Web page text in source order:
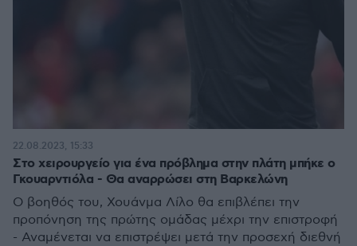
Στο χειρουργείο για ένα πρόβλημα στην πλάτη μπήκε ο
Γκουαρντιόλα - Θα αναρρώσει στη Βαρκελώνη
Ο βοηθός του, Χουάνμα Λίλο θα επιβλέπει την
προπόνηση της πρώτης ομάδας μέχρι την επιστροφή
- Αναμένεται να επιστρέψει μετά την προσεχή διεθνή
22.08.2023, 15:33